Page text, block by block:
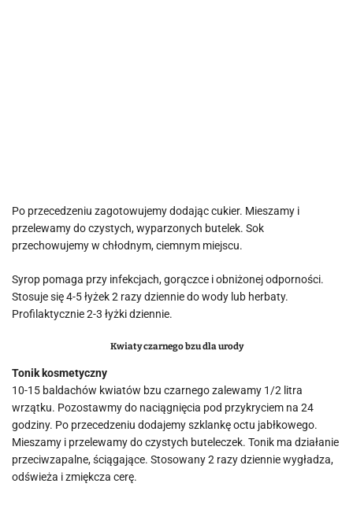
Po przecedzeniu zagotowujemy dodając cukier. Mieszamy i
przelewamy do czystych, wyparzonych butelek. Sok
przechowujemy w chłodnym, ciemnym miejscu.
Syrop pomaga przy infekcjach, gorączce i obniżonej odporności.
Stosuje się 4-5 łyżek 2 razy dziennie do wody lub herbaty.
Profilaktycznie 2-3 łyżki dziennie.
Kwiaty czarnego bzu dla urody
Tonik kosmetyczny
10-15 baldachów kwiatów bzu czarnego zalewamy 1/2 litra
wrzątku. Pozostawmy do naciągnięcia pod przykryciem na 24
godziny. Po przecedzeniu dodajemy szklankę octu jabłkowego.
Mieszamy i przelewamy do czystych buteleczek. Tonik ma działanie
przeciwzapalne, ściągające. Stosowany 2 razy dziennie wygładza,
odświeża i zmiękcza cerę.